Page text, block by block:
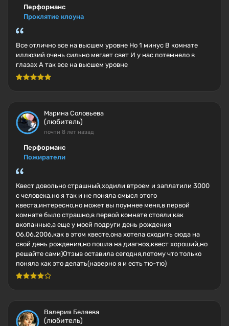
Перформанс
Проклятие клоуна
Все отлично все на высшем уровне Но 1 минус В комнате
иллюзий очень сильно мегает свет И у нас потемнело в
глазах А так все на высшем уровне
Марина Соловьева
(любитель)
почти 8 лет назад
Перформанс
Пожиратели
Квест довольно страшный,ходили втроем и заплатили 3000
с человека,но я так и не поняла смысл этого
квеста,интересно,но может вы поумнее меня,в первой
комнате было страшно,в первой комнате стояли как
вкопанные,а еще у моей подруги день рождения
06.06.2006,как в этом квесте,она хотела сходить сюда на
свой день рождения,но пошла на диагноз,квест хороший,но
решайте сами)Отзыв оставила сегодня,потому что только
поняла как это делать(наверно я и есть тю-тю)
Валерия Беляева
(любитель)